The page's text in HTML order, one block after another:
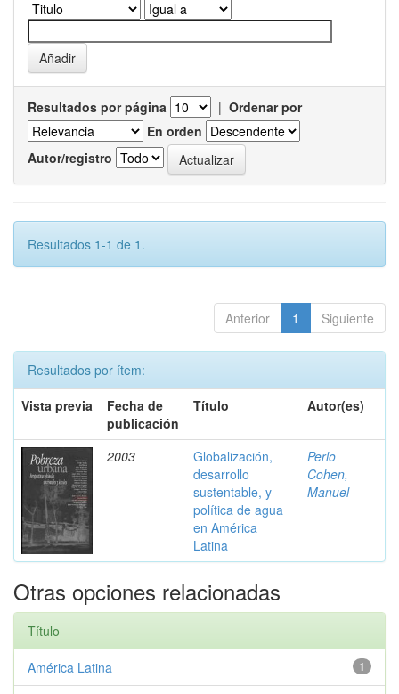
Resultados por página | Ordenar por
En orden
Autor/registro
Resultados 1-1 de 1.
Anterior 1 Siguiente
Resultados por ítem:
Vista previa
Fecha de
publicación
Título Autor(es)
2003
Globalización,
desarrollo
sustentable, y
política de agua
en América
Latina
Perlo
Cohen,
Manuel
Otras opciones relacionadas
Título
1
América Latina